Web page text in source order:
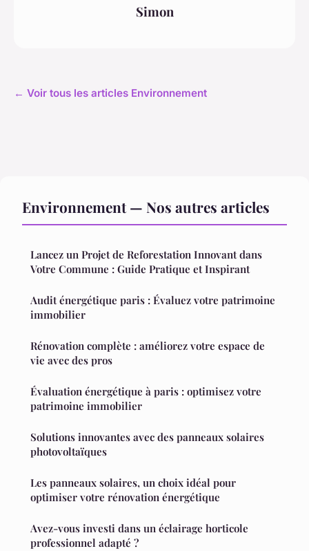
Simon
← Voir tous les articles Environnement
Environnement — Nos autres articles
Lancez un Projet de Reforestation Innovant dans
Votre Commune : Guide Pratique et Inspirant
Audit énergétique paris : Évaluez votre patrimoine
immobilier
Rénovation complète : améliorez votre espace de
vie avec des pros
Évaluation énergétique à paris : optimisez votre
patrimoine immobilier
Solutions innovantes avec des panneaux solaires
photovoltaïques
Les panneaux solaires, un choix idéal pour
optimiser votre rénovation énergétique
Avez-vous investi dans un éclairage horticole
professionnel adapté ?